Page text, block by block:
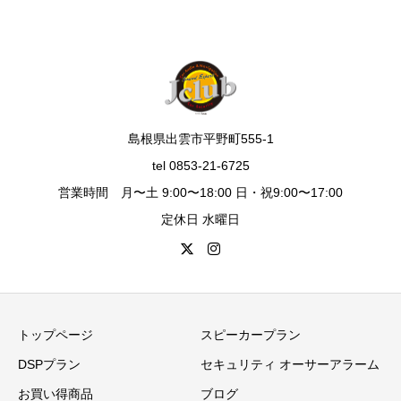
島根県出雲市平野町555-1
tel 0853-21-6725
営業時間 月〜土 9:00〜18:00 日・祝9:00〜17:00
定休日 水曜日
トップページ スピーカープラン
DSPプラン セキュリティ オーサーアラーム
お買い得商品 ブログ